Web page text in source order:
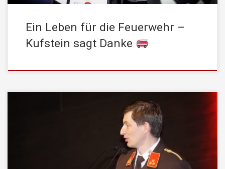
Ein Leben für die Feuerwehr –
Kufstein sagt Danke
Am 14. Februar 2025 fand die 159. Jahreshauptversammlung der
STADTFEUERWEHR Kufstein im Kultur Quartier Kufstein statt.
Zahlreiche Ehrengäste aus Politik, Verwaltung und befreundeten
Blaulichtorganisationen nahmen an der Veranstaltung teil.
Rückblick auf das Jahr 2024 Kommandant HBI Gregor Held